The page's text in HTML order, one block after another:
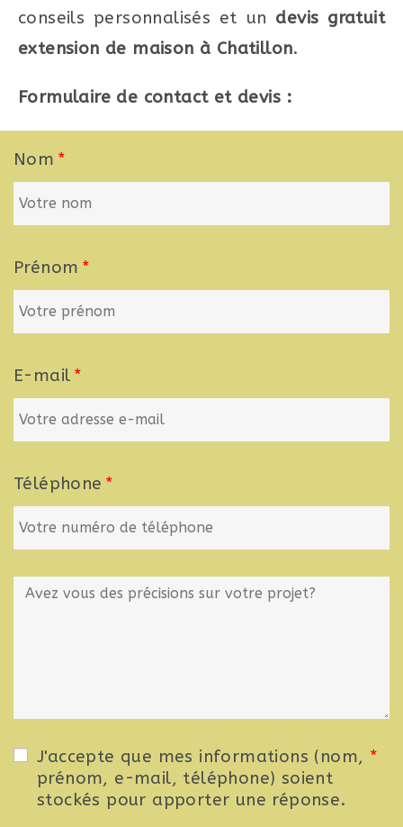
conseils personnalisés et un devis gratuit
extension de maison à Chatillon.
Formulaire de contact et devis :
Nom
Prénom
E-mail
Téléphone
J'accepte que mes informations (nom,
prénom, e-mail, téléphone) soient
stockés pour apporter une réponse.